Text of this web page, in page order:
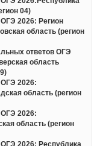
04)
2026: Регион
область (регион
ответов ОГЭ
область
2026:
область (регион
2026:
область (регион
2026: Республика